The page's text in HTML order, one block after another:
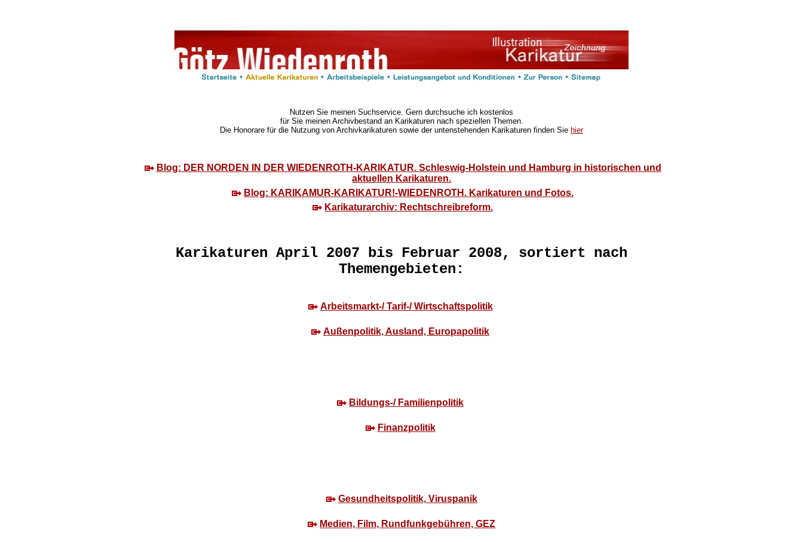
Nutzen Sie meinen Suchservice. Gern durchsuche ich kostenlos
für Sie meinen Archivbestand an Karikaturen nach speziellen Themen.
Die Honorare für die Nutzung von Archivkarikaturen sowie der untenstehenden Karikaturen finden Sie hier
Blog: DER NORDEN IN DER WIEDENROTH-KARIKATUR. Schleswig-Holstein und Hamburg in historischen und
aktuellen Karikaturen.
Blog: KARIKAMUR-KARIKATUR!-WIEDENROTH. Karikaturen und Fotos.
Karikaturarchiv: Rechtschreibreform.
Karikaturen April 2007 bis Februar 2008, sortiert nach
Themengebieten:
Arbeitsmarkt-/ Tarif-/ Wirtschaftspolitik
Außenpolitik, Ausland, Europapolitik
Bildungs-/ Familienpolitik
Finanzpolitik
Gesundheitspolitik, Viruspanik
Medien, Film, Rundfunkgebühren, GEZ